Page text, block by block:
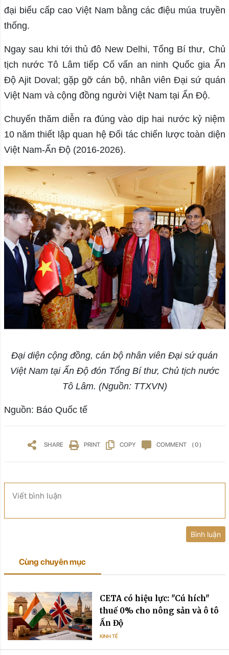
đại biểu cấp cao Việt Nam bằng các điệu múa truyền
thống.
Ngay sau khi tới thủ đô New Delhi, Tổng Bí thư, Chủ
tịch nước Tô Lâm tiếp Cố vấn an ninh Quốc gia Ấn
Độ Ajit Doval; gặp gỡ cán bộ, nhân viên Đại sứ quán
Việt Nam và cộng đồng người Việt Nam tại Ấn Độ.
Chuyến thăm diễn ra đúng vào dịp hai nước kỷ niệm
10 năm thiết lập quan hệ Đối tác chiến lược toàn diện
Việt Nam-Ấn Độ (2016-2026).
Đại diện cộng đồng, cán bộ nhân viên Đại sứ quán
Việt Nam tại Ấn Độ đón Tổng Bí thư, Chủ tịch nước
Tô Lâm. (Nguồn: TTXVN)
Nguồn: Báo Quốc tế
SHARE PRINT COPY COMMENT ( 0 )
Viết bình luận
Bình luận
Cùng chuyên mục
CETA có hiệu lực: "Cú hích"
thuế 0% cho nông sản và ô tô
Ấn Độ
KINH TẾ